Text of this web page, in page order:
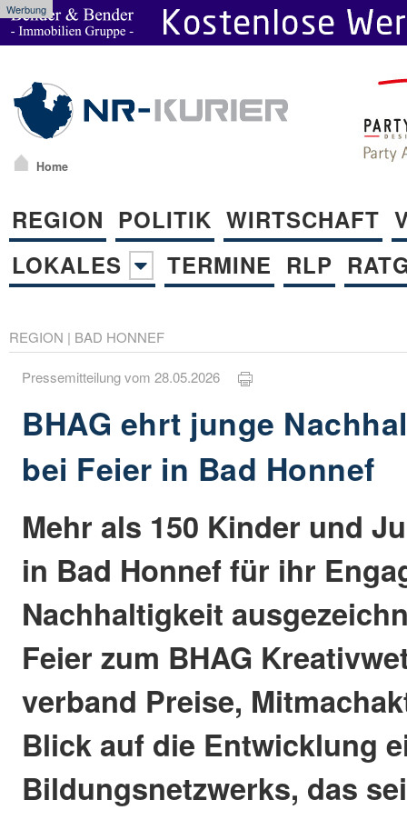
Werbung
Home
REGION POLITIK WIRTSCHAFT
LOKALES
TERMINE RLP
REGION | BAD HONNEF
Pressemitteilung vom 28.05.2026
BHAG ehrt junge
bei Feier in Bad Honnef
Mehr als 150 Kinder und
in Bad Honnef für ihr
Nachhaltigkeit
Feier zum BHAG
verband Preise,
Blick auf die Entwicklung
Bildungsnetzwerks, das